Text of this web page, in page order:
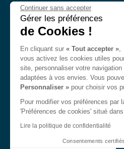
Continuer sans accepter
Gérer les préférences
de Cookies !
En cliquant sur « Tout accepter »,
vous activez les cookies utiles
site, personnaliser votre
adaptées à vos envies. Vous
Personnaliser » pour choisir vos
Pour modifier vos préférences par
'Préférences de cookies' situé
Lire la politique de confidentialité
Consentements
+33 (0)9 69 375
À votre écoute
du lundi au
Le samedi de 10h à
Nous contacter
Anglais